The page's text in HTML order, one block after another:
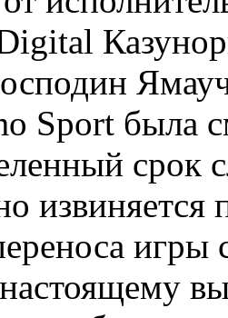
Sport была
срок
извиняется
игры